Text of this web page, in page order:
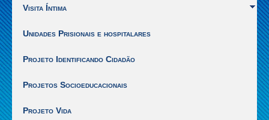
o
do
[Alt
Visita Íntima
Unidades Prisionais e hospitalares
Projeto Identificando Cidadão
Projetos Socioeducacionais
Projeto Vida